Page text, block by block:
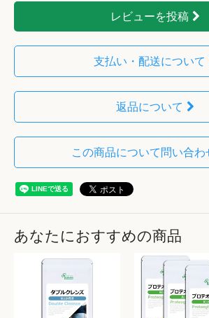
レビューを投稿
支払い・配送について
返品について
この商品について問い合わ
あなたにおすすめの商品